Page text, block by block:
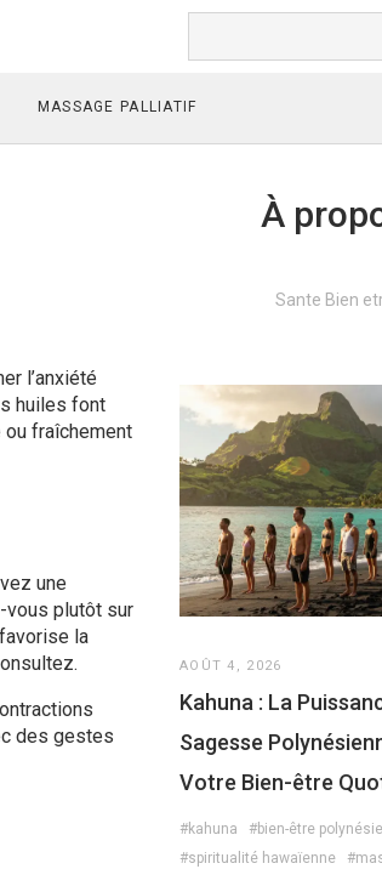
MASSAGE PALLIATIF
l’anxiété
huiles font
fraîchement
une
vous plutôt sur
la
des gestes
À
Sante Bien
AOÛT 4, 2026
Kahuna : La
Sagesse
Votre Bien-être
#kahuna #bien-être
#spiritualité hawaïenne